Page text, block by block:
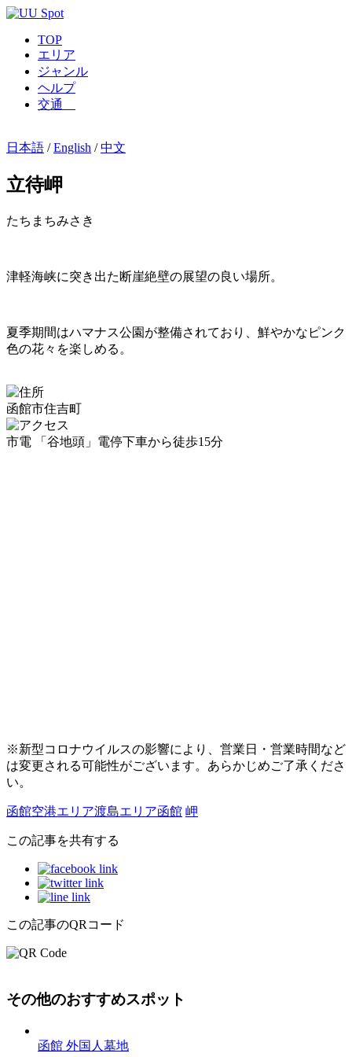
TOP
エリア
ジャンル
ヘルプ
交通
日本語 /English /中文
立待岬
たちまちみさき
津軽海峡に突き出た断崖絶壁の展望の良い場所。
夏季期間はハマナス公園が整備されており、鮮やかなピンク
色の花々を楽しめる。
函館市住吉町
市電 「谷地頭」電停下車から徒歩15分
※新型コロナウイルスの影響により、営業日・営業時間など
は変更される可能性がございます。あらかじめご了承くださ
い。
函館空港エリア渡島エリア函館 岬
この記事を共有する
この記事のQRコード
その他のおすすめスポット
函館 外国人墓地